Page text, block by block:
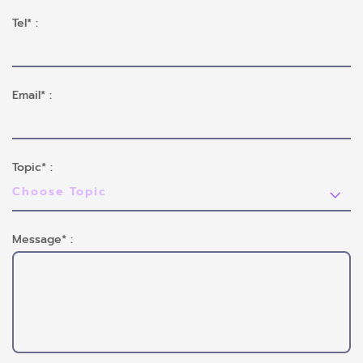
Tel* :
Email* :
Topic* :
Message* :